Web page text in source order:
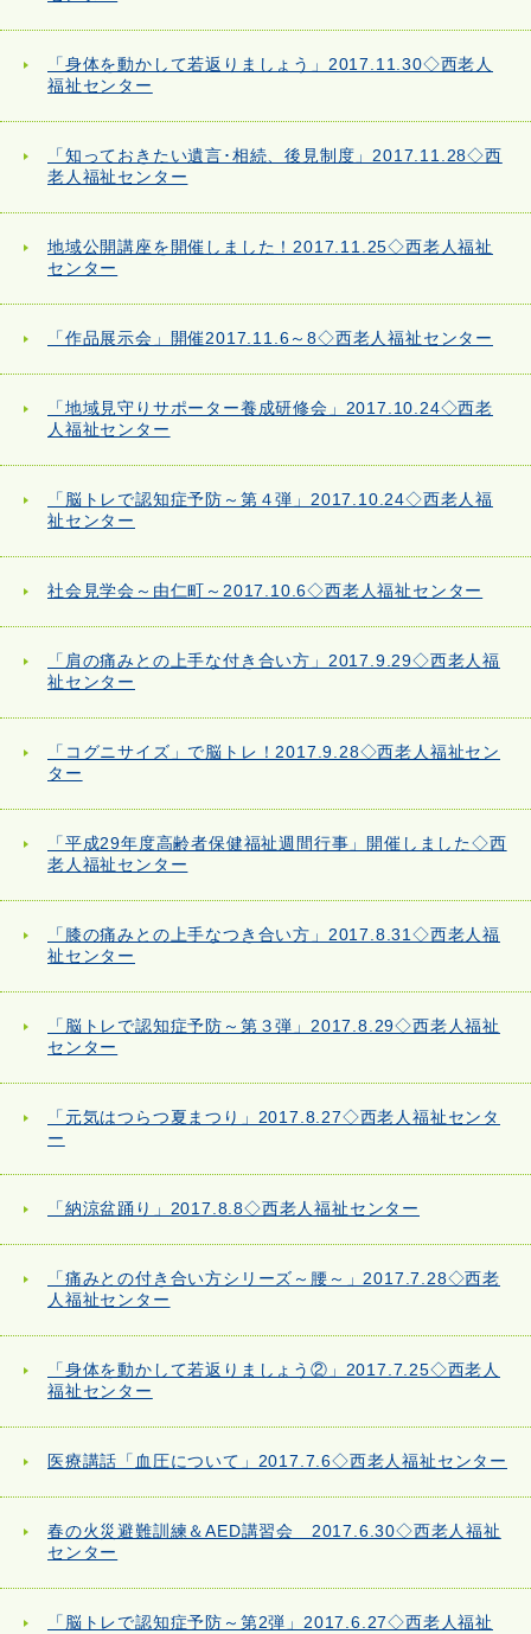
「身体を動かして若返りましょう」2017.11.30◇西老人
福祉センター
「知っておきたい遺言･相続、後見制度」2017.11.28◇西
老人福祉センター
地域公開講座を開催しました！2017.11.25◇西老人福祉
センター
「作品展示会」開催2017.11.6～8◇西老人福祉センター
「地域見守りサポーター養成研修会」2017.10.24◇西老
人福祉センター
「脳トレで認知症予防～第４弾」2017.10.24◇西老人福
祉センター
社会見学会～由仁町～2017.10.6◇西老人福祉センター
「肩の痛みとの上手な付き合い方」2017.9.29◇西老人福
祉センター
「コグニサイズ」で脳トレ！2017.9.28◇西老人福祉セン
ター
「平成29年度高齢者保健福祉週間行事」開催しました◇西
老人福祉センター
「膝の痛みとの上手なつき合い方」2017.8.31◇西老人福
祉センター
「脳トレで認知症予防～第３弾」2017.8.29◇西老人福祉
センター
「元気はつらつ夏まつり」2017.8.27◇西老人福祉センタ
ー
「納涼盆踊り」2017.8.8◇西老人福祉センター
「痛みとの付き合い方シリーズ～腰～」2017.7.28◇西老
人福祉センター
「身体を動かして若返りましょう②」2017.7.25◇西老人
福祉センター
医療講話「血圧について」2017.7.6◇西老人福祉センター
春の火災避難訓練＆AED講習会 2017.6.30◇西老人福祉
センター
「脳トレで認知症予防～第2弾」2017.6.27◇西老人福祉